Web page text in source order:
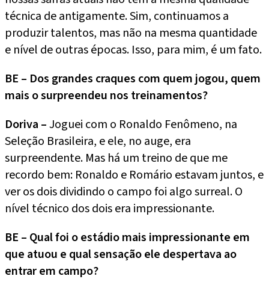
técnica de antigamente. Sim, continuamos a
produzir talentos, mas não na mesma quantidade
e nível de outras épocas. Isso, para mim, é um fato.
BE – Dos grandes craques com quem jogou, quem
mais o surpreendeu nos treinamentos?
Doriva –Joguei com o Ronaldo Fenômeno, na
Seleção Brasileira, e ele, no auge, era
surpreendente. Mas há um treino de que me
recordo bem: Ronaldo e Romário estavam juntos, e
ver os dois dividindo o campo foi algo surreal. O
nível técnico dos dois era impressionante.
BE – Qual foi o estádio mais impressionante em
que atuou e qual sensação ele despertava ao
entrar em campo?